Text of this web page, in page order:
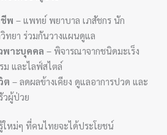
พ – แพทย์ พยาบาล เภสัชกร นัก
ทยา ร่วมกันวางแผนดูแล
พาะบุคคล – พิจารณาจากชนิดมะเร็ง
ม และไลฟ์สไตล์
ต – ลดผลข้างเคียง ดูแลอาการปวด และ
ผู้ป่วย
ใหม่ๆ ที่คนไทยจะได้ประโยชน์